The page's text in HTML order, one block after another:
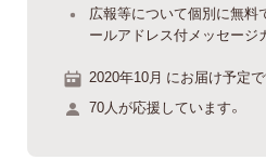
広報等について個別に無料
ールアドレス付メッセージ
2020年10月 にお届け予定で
70人が応援しています。